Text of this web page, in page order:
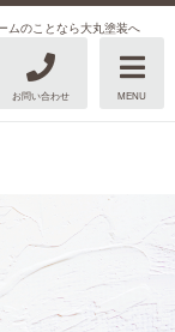
ムのことなら大丸塗装へ
お問い合わせ MENU